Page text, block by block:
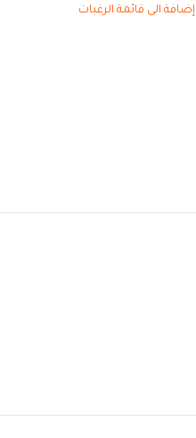
إضافة الى قائمة الرغبات